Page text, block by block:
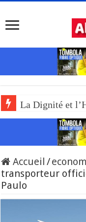
La Dignité et
Accueil /
transporteur
Paulo